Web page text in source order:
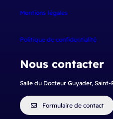
Mentions légales
Politique de confidentialité
Nous contacter
Salle du Docteur Guyader, Saint-
Formulaire de contact